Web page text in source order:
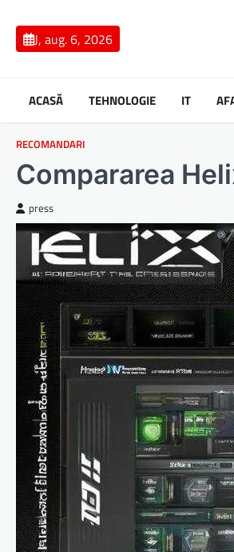
contentJ, aug. 6, 2026
ACASĂ TEHNOLOGIE IT
RECOMANDARI
Compararea
press